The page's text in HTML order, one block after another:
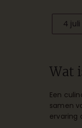
4
Wat
Een
samen
ervaring